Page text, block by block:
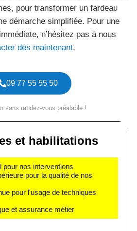
pour transformer un fardeau
démarche simplifiée. Pour une
n’hésitez pas à nous
dès maintenant.
09 77 55 55 50
sans rendez-vous préalable !
et habilitations
pour nos interventions
pour la qualité de nos
pour l'usage de techniques
et assurance métier